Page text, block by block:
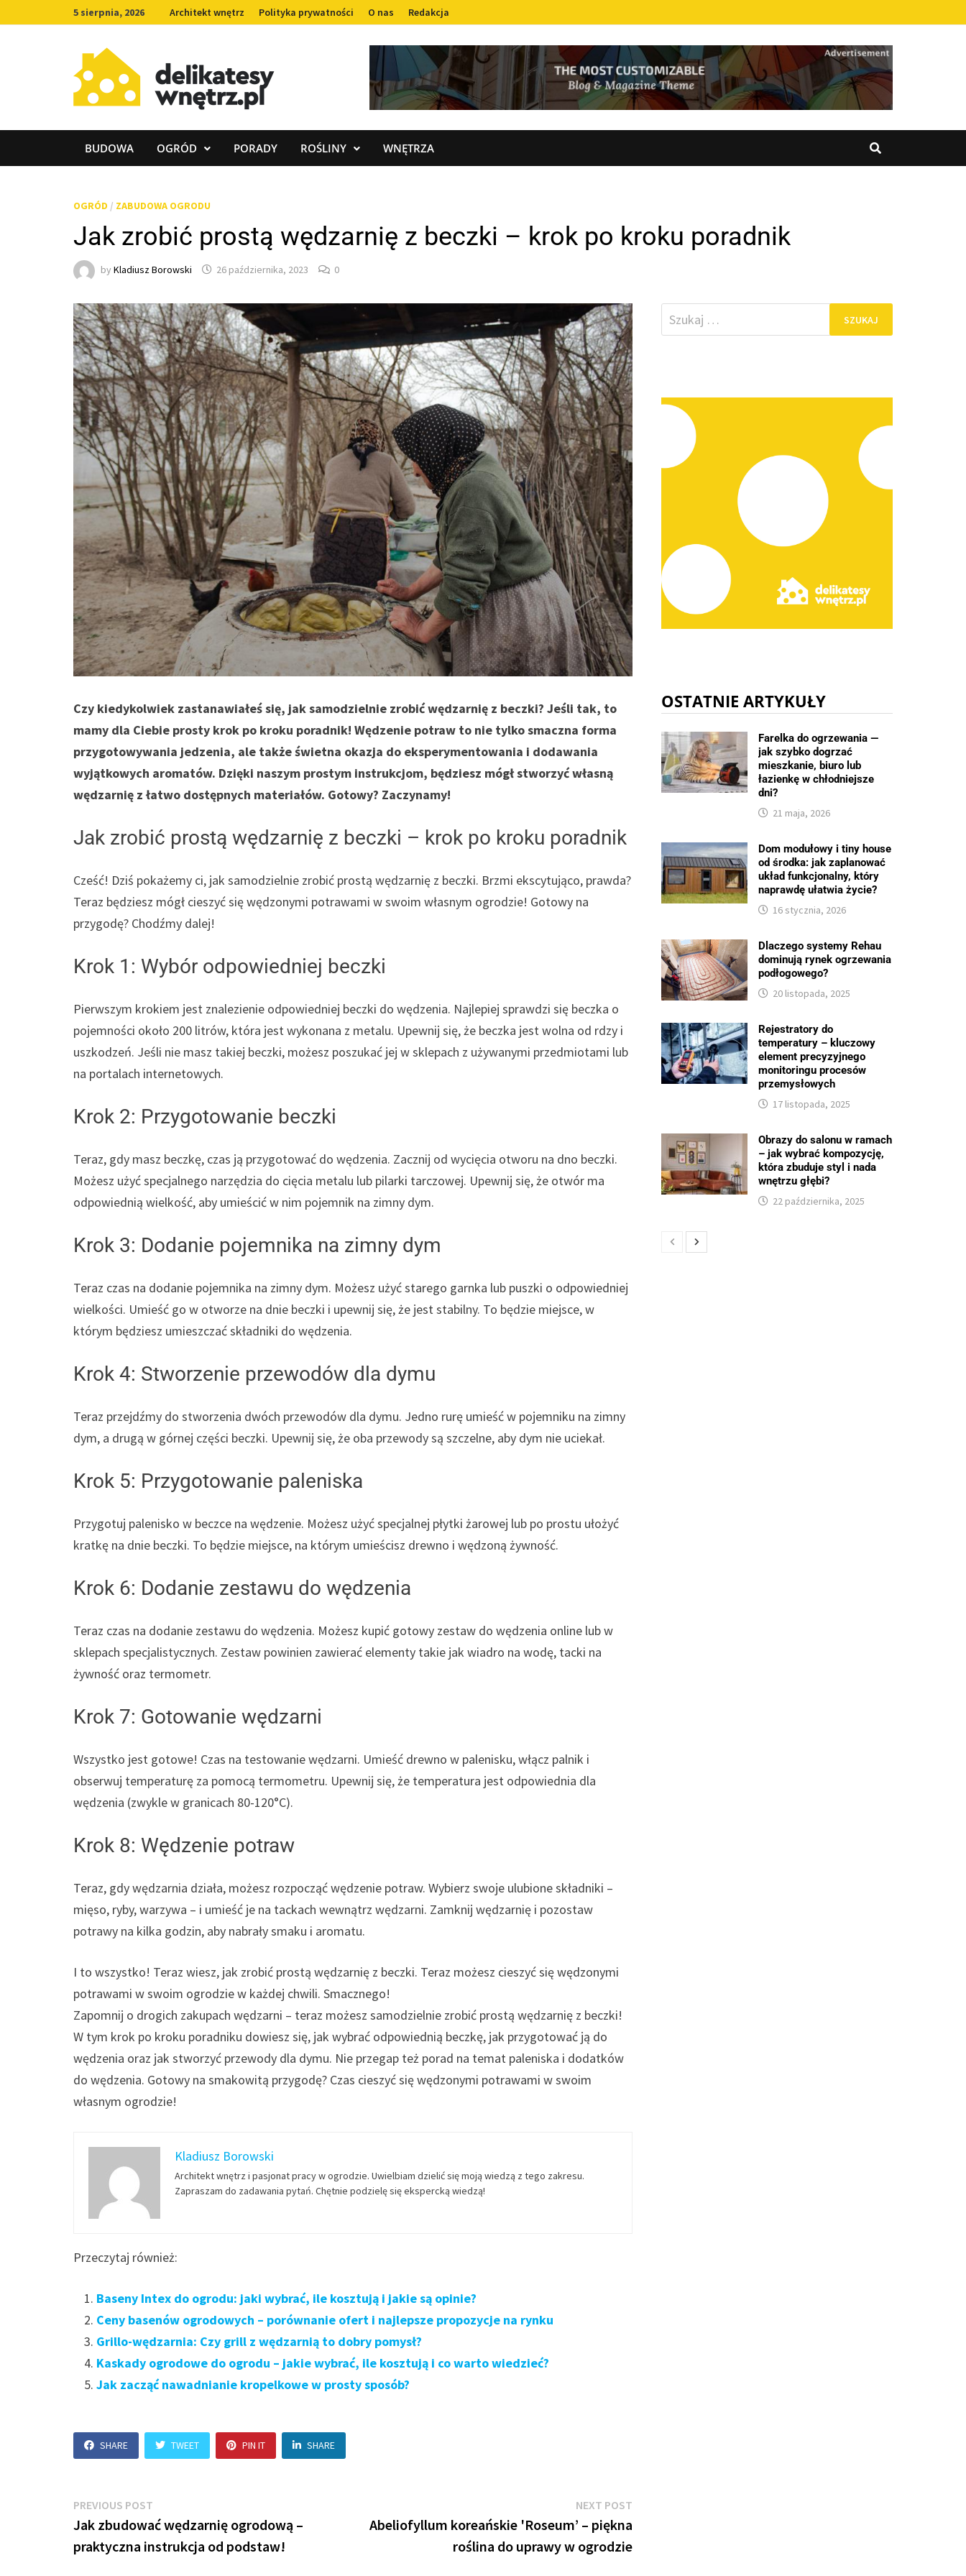
to
5 sierpnia, 2026 Architekt wnętrz Polityka prywatności O nas Redakcja
BUDOWA OGRÓD PORADY ROŚLINY WNĘTRZA
OGRÓD / ZABUDOWA OGRODU
Jak zrobić prostą wędzarnię z beczki – krok po kroku poradnik
by Kladiusz Borowski 26 października, 2023 0
Czy kiedykolwiek zastanawiałeś się, jak samodzielnie zrobić wędzarnię z beczki? Jeśli tak, to
mamy dla Ciebie prosty krok po kroku poradnik! Wędzenie potraw to nie tylko smaczna forma
przygotowywania jedzenia, ale także świetna okazja do eksperymentowania i dodawania
wyjątkowych aromatów. Dzięki naszym prostym instrukcjom, będziesz mógł stworzyć własną
wędzarnię z łatwo dostępnych materiałów. Gotowy? Zaczynamy!
Jak zrobić prostą wędzarnię z beczki – krok po kroku poradnik
Cześć! Dziś pokażemy ci, jak samodzielnie zrobić prostą wędzarnię z beczki. Brzmi ekscytująco, prawda?
Teraz będziesz mógł cieszyć się wędzonymi potrawami w swoim własnym ogrodzie! Gotowy na
przygodę? Chodźmy dalej!
Krok 1: Wybór odpowiedniej beczki
Pierwszym krokiem jest znalezienie odpowiedniej beczki do wędzenia. Najlepiej sprawdzi się beczka o
pojemności około 200 litrów, która jest wykonana z metalu. Upewnij się, że beczka jest wolna od rdzy i
uszkodzeń. Jeśli nie masz takiej beczki, możesz poszukać jej w sklepach z używanymi przedmiotami lub
na portalach internetowych.
Krok 2: Przygotowanie beczki
Teraz, gdy masz beczkę, czas ją przygotować do wędzenia. Zacznij od wycięcia otworu na dno beczki.
Możesz użyć specjalnego narzędzia do cięcia metalu lub pilarki tarczowej. Upewnij się, że otwór ma
odpowiednią wielkość, aby umieścić w nim pojemnik na zimny dym.
Krok 3: Dodanie pojemnika na zimny dym
Teraz czas na dodanie pojemnika na zimny dym. Możesz użyć starego garnka lub puszki o odpowiedniej
wielkości. Umieść go w otworze na dnie beczki i upewnij się, że jest stabilny. To będzie miejsce, w
którym będziesz umieszczać składniki do wędzenia.
Krok 4: Stworzenie przewodów dla dymu
Teraz przejdźmy do stworzenia dwóch przewodów dla dymu. Jedno rurę umieść w pojemniku na zimny
dym, a drugą w górnej części beczki. Upewnij się, że oba przewody są szczelne, aby dym nie uciekał.
Krok 5: Przygotowanie paleniska
Przygotuj palenisko w beczce na wędzenie. Możesz użyć specjalnej płytki żarowej lub po prostu ułożyć
kratkę na dnie beczki. To będzie miejsce, na którym umieścisz drewno i wędzoną żywność.
Krok 6: Dodanie zestawu do wędzenia
Teraz czas na dodanie zestawu do wędzenia. Możesz kupić gotowy zestaw do wędzenia online lub w
sklepach specjalistycznych. Zestaw powinien zawierać elementy takie jak wiadro na wodę, tacki na
żywność oraz termometr.
Krok 7: Gotowanie wędzarni
Wszystko jest gotowe! Czas na testowanie wędzarni. Umieść drewno w palenisku, włącz palnik i
obserwuj temperaturę za pomocą termometru. Upewnij się, że temperatura jest odpowiednia dla
wędzenia (zwykle w granicach 80-120°C).
Krok 8: Wędzenie potraw
Teraz, gdy wędzarnia działa, możesz rozpocząć wędzenie potraw. Wybierz swoje ulubione składniki –
mięso, ryby, warzywa – i umieść je na tackach wewnątrz wędzarni. Zamknij wędzarnię i pozostaw
potrawy na kilka godzin, aby nabrały smaku i aromatu.
I to wszystko! Teraz wiesz, jak zrobić prostą wędzarnię z beczki. Teraz możesz cieszyć się wędzonymi
potrawami w swoim ogrodzie w każdej chwili. Smacznego!
Zapomnij o drogich zakupach wędzarni – teraz możesz samodzielnie zrobić prostą wędzarnię z beczki!
W tym krok po kroku poradniku dowiesz się, jak wybrać odpowiednią beczkę, jak przygotować ją do
wędzenia oraz jak stworzyć przewody dla dymu. Nie przegap też porad na temat paleniska i dodatków
do wędzenia. Gotowy na smakowitą przygodę? Czas cieszyć się wędzonymi potrawami w swoim
własnym ogrodzie!
Kladiusz Borowski
Architekt wnętrz i pasjonat pracy w ogrodzie. Uwielbiam dzielić się moją wiedzą z tego zakresu.
Zapraszam do zadawania pytań. Chętnie podzielę się ekspercką wiedzą!
Przeczytaj również:
Baseny Intex do ogrodu: jaki wybrać, ile kosztują i jakie są opinie?
Ceny basenów ogrodowych – porównanie ofert i najlepsze propozycje na rynku
Grillo-wędzarnia: Czy grill z wędzarnią to dobry pomysł?
Kaskady ogrodowe do ogrodu – jakie wybrać, ile kosztują i co warto wiedzieć?
Jak zacząć nawadnianie kropelkowe w prosty sposób?
SHARE TWEET PIN IT SHARE
Nawigacja
wpisu
PREVIOUS POST
post:
Jak zbudować wędzarnię ogrodową –
praktyczna instrukcja od podstaw!
NEXT POST
Abeliofyllum koreańskie 'Roseum’ – piękna
roślina do uprawy w ogrodzie
Szukaj:
OSTATNIE ARTYKUŁY
Farelka do ogrzewania —
jak szybko dogrzać
mieszkanie, biuro lub
łazienkę w chłodniejsze
dni?
21 maja, 2026
Dom modułowy i tiny house
od środka: jak zaplanować
układ funkcjonalny, który
naprawdę ułatwia życie?
16 stycznia, 2026
Dlaczego systemy Rehau
dominują rynek ogrzewania
podłogowego?
20 listopada, 2025
Rejestratory do
temperatury – kluczowy
element precyzyjnego
monitoringu procesów
przemysłowych
17 listopada, 2025
Obrazy do salonu w ramach
– jak wybrać kompozycję,
która zbuduje styl i nada
wnętrzu głębi?
22 października, 2025